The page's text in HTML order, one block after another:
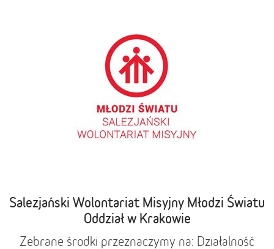
Salezjański Wolontariat Misyjny Młodzi Światu
Oddział w Krakowie
Zebrane środki przeznaczymy na: Działalność